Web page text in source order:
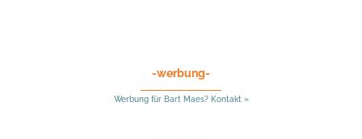
-werbung-
Werbung für Bart Maes? Kontakt »